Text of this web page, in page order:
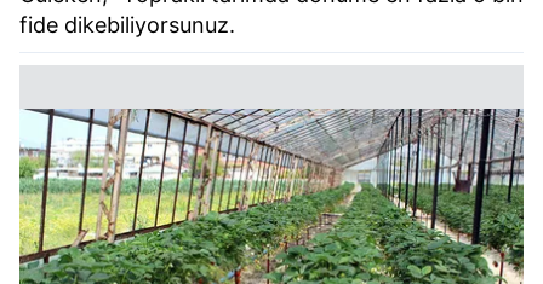
fide dikebiliyorsunuz.